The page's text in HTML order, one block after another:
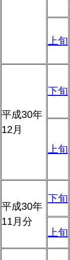
上旬
平成30年
12月
下旬
上旬
平成30年
11月分
下旬
上旬